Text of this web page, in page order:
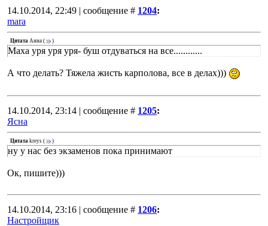
14.10.2014, 22:49 | сообщение # 1204:
mara
Цитата Анна ( )
Маха уря уря уря- буш отдуваться на все............
А что делать? Тяжела жисть карполова, все в делах)))
14.10.2014, 23:14 | сообщение # 1205:
Ясна
Цитата kreys ( )
ну у нас без экзаменов пока принимают
Ок, пишите)))
14.10.2014, 23:16 | сообщение # 1206:
Настройщик